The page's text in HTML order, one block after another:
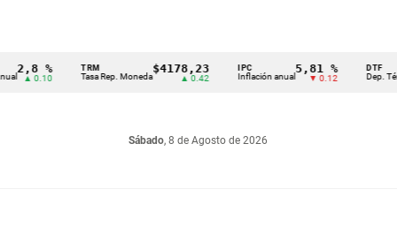
%
0.10 Tasa Rep. Moneda
$4178,23
▲ 0.42 Inflación anual
5,81 %
▼ 0.12 Dep. Término
Sábado, 8 de Agosto de 2026